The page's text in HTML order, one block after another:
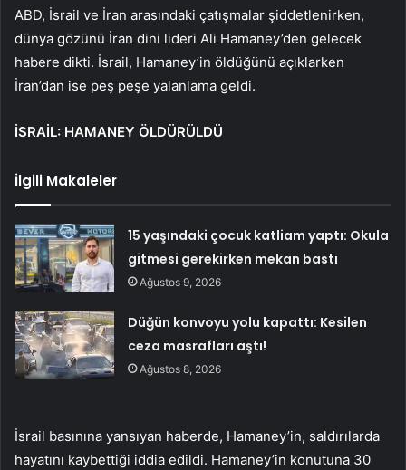
ABD, İsrail ve İran arasındaki çatışmalar şiddetlenirken,
dünya gözünü İran dini lideri Ali Hamaney’den gelecek
habere dikti. İsrail, Hamaney’in öldüğünü açıklarken
İran’dan ise peş peşe yalanlama geldi.
İSRAİL: HAMANEY ÖLDÜRÜLDÜ
İlgili Makaleler
15 yaşındaki çocuk katliam yaptı: Okula
gitmesi gerekirken mekan bastı
Ağustos 9, 2026
Düğün konvoyu yolu kapattı: Kesilen
ceza masrafları aştı!
Ağustos 8, 2026
İsrail basınına yansıyan haberde, Hamaney’in, saldırılarda
hayatını kaybettiği iddia edildi. Hamaney’in konutuna 30